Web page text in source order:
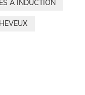
À INDUCTION